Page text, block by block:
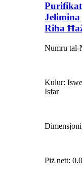
Riħa
Numru
Kulur:
Isfar
Piż nett: